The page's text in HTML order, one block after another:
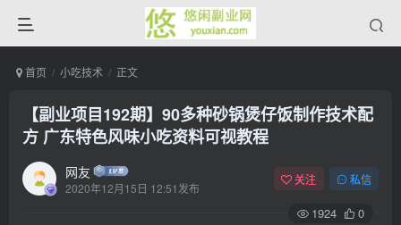
首页 小吃技术 正文
【副业项目192期】90多种砂锅煲仔饭制作技术配
方 广东特色风味小吃资料可视教程
网友
2020年12月15日 12:51发布
关注 私信
1924 0